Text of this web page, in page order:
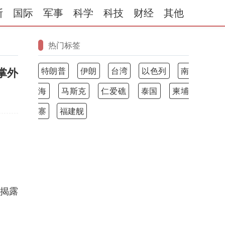
国际 军事 科学 科技 财经 其他
外
露
热门标签
特朗普 伊朗 台湾 以色列
南
海
马斯克 仁爱礁 泰国
柬埔
寨
福建舰